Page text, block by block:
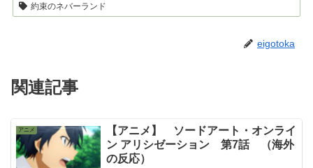
約束のネバーランド
eigotoka
関連記事
アニメ
【アニメ】 ソードアート・オンライ
ン アリシゼーション 第7話 （海外
の反応）